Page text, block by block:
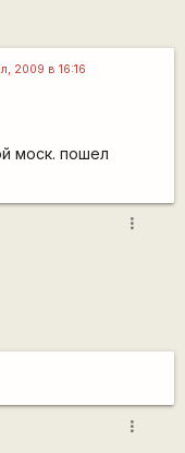
2009 в 16:16
моск. пошел
more_vert
more_vert